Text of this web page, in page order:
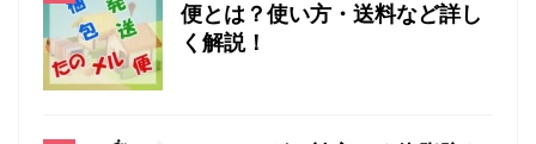
便とは？使い方・送料など詳し
く解説！